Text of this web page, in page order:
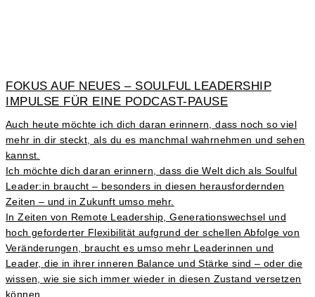
FOKUS AUF NEUES – SOULFUL LEADERSHIP
IMPULSE FÜR EINE PODCAST-PAUSE
Auch heute möchte ich dich daran erinnern, dass noch so viel
mehr in dir steckt, als du es manchmal wahrnehmen und sehen
kannst.
Ich möchte dich daran erinnern, dass die Welt dich als Soulful
Leader:in braucht – besonders in diesen herausfordernden
Zeiten – und in Zukunft umso mehr.
In Zeiten von Remote Leadership, Generationswechsel und
hoch geforderter Flexibilität aufgrund der schellen Abfolge von
Veränderungen, braucht es umso mehr Leaderinnen und
Leader, die in ihrer inneren Balance und Stärke sind – oder die
wissen, wie sie sich immer wieder in diesen Zustand versetzen
können.